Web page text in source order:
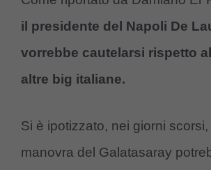
il presidente del Napoli De
vorrebbe cautelarsi rispetto
altre big italiane.
Si è ipotizzato, nei giorni
manovra del Galatasaray